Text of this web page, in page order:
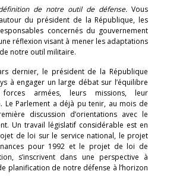
de notre outil de défense. Vous
du président de la République, les
concernés du gouvernement
réflexion visant à mener les adaptations
notre outil militaire.
dernier, le président de la République
à engager un large débat sur l’équilibre
armées, leurs missions, leur
Le Parlement a déjà pu tenir, au mois de
discussion d’orientations avec le
Un travail législatif considérable est en
de loi sur le service national, le projet
pour 1992 et le projet de loi de
s’inscrivent dans une perspective à
planification de notre défense à l’horizon